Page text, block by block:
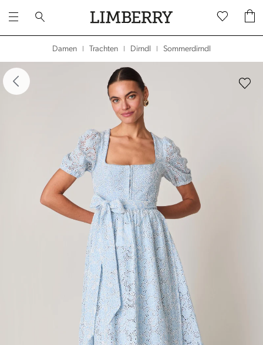
Damen Trachten Dirndl Sommerdirndl
überspringen